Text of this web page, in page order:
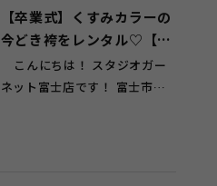
【卒業式】くすみカラーの
今どき袴をレンタル♡【富
士宮市】
こんにちは！ スタジオガー
ネット富士店です！ 富士市文